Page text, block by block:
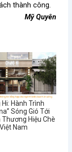
thành công.
Mỹ Quyên
Hành Trình
Sóng Gió Tới
Hiệu Chè
Nam